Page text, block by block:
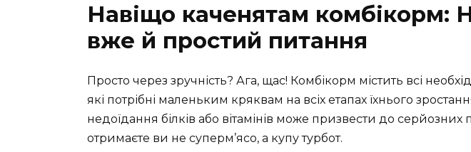
Навіщо каченятам комбікорм:
вже й простий питання
Просто через зручність? Ага, щас! Комбікорм містить всі
які потрібні маленьким кряквам на всіх етапах їхнього
недоїдання білків або вітамінів може призвести до серйозних
отримаєте ви не суперм’ясо, а купу турбот.